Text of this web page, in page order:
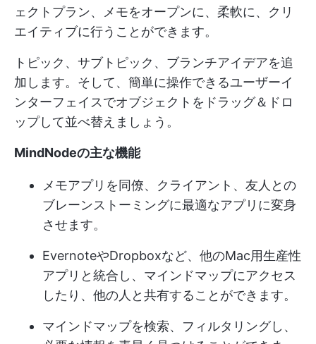
ェクトプラン、メモをオープンに、柔軟に、クリ
エイティブに行うことができます。
トピック、サブトピック、ブランチアイデアを追
加します。そして、簡単に操作できるユーザーイ
ンターフェイスでオブジェクトをドラッグ＆ドロ
ップして並べ替えましょう。
MindNodeの主な機能
メモアプリを同僚、クライアント、友人との
ブレーンストーミングに最適なアプリに変身
させます。
EvernoteやDropboxなど、他のMac用生産性
アプリと統合し、マインドマップにアクセス
したり、他の人と共有することができます。
マインドマップを検索、フィルタリングし、